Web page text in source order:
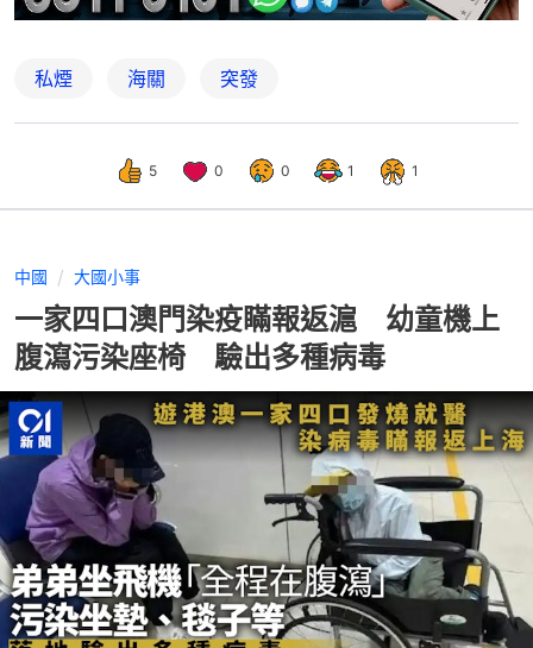
私煙 海關 突發
5 0 0 1 1
中國 大國小事
一家四口澳門染疫瞞報返滬 幼童機上
腹瀉污染座椅 驗出多種病毒